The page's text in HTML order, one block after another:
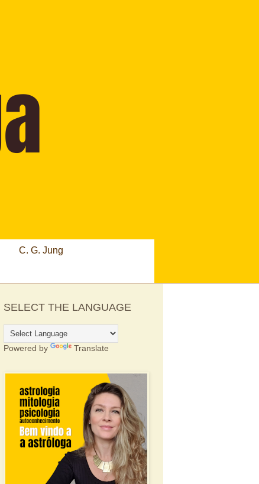
C. G. Jung
SELECT THE LANGUAGE
Powered by Translate